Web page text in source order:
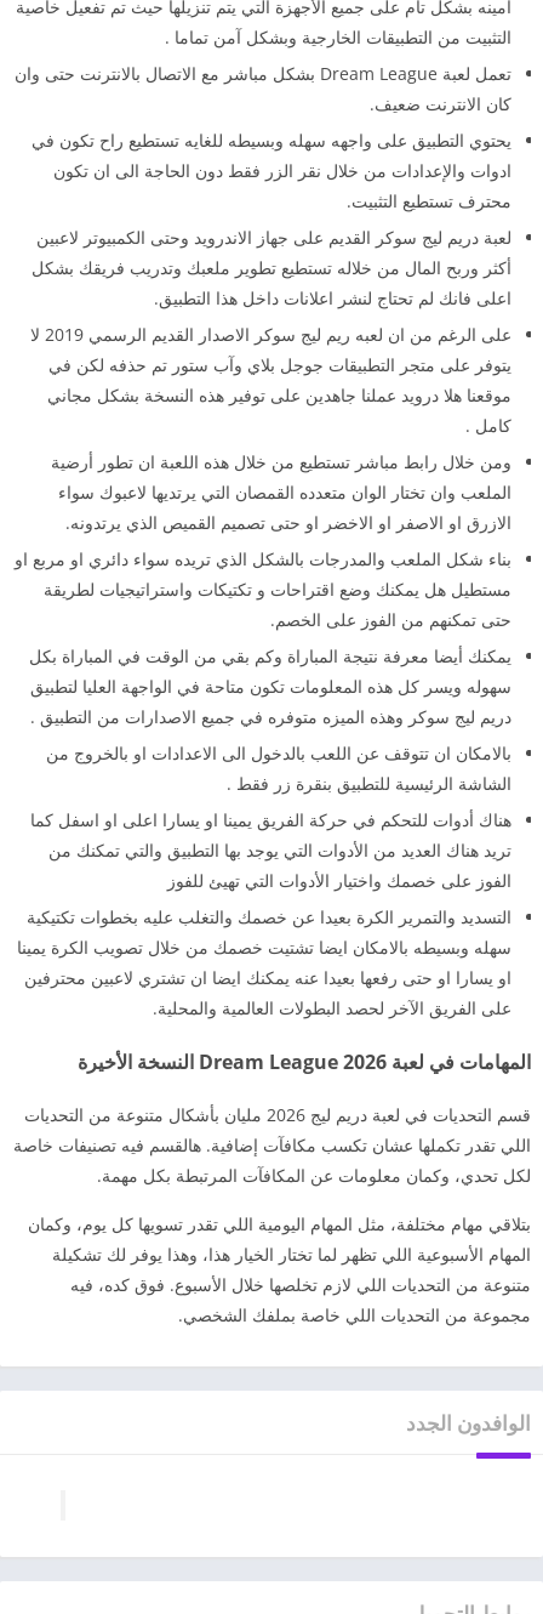
امينه بشكل تام على جميع الأجهزة التي يتم تنزيلها حيث تم تفعيل خاصية
التثبيت من التطبيقات الخارجية وبشكل آمن تماما .
تعمل لعبة Dream League بشكل مباشر مع الاتصال بالانترنت حتى وان
كان الانترنت ضعيف.
يحتوي التطبيق على واجهه سهله وبسيطه للغايه تستطيع راح تكون في
ادوات والإعدادات من خلال نقر الزر فقط دون الحاجة الى ان تكون
محترف تستطيع التثبيت.
لعبة دريم ليج سوكر القديم على جهاز الاندرويد وحتى الكمبيوتر لاعبين
أكثر وربح المال من خلاله تستطيع تطوير ملعبك وتدريب فريقك بشكل
اعلى فانك لم تحتاج لنشر اعلانات داخل هذا التطبيق.
على الرغم من ان لعبه ريم ليج سوكر الاصدار القديم الرسمي 2019 لا
يتوفر على متجر التطبيقات جوجل بلاي وآب ستور تم حذفه لكن في
موقعنا هلا درويد عملنا جاهدين على توفير هذه النسخة بشكل مجاني
كامل .
ومن خلال رابط مباشر تستطيع من خلال هذه اللعبة ان تطور أرضية
الملعب وان تختار الوان متعدده القمصان التي يرتديها لاعبوك سواء
الازرق او الاصفر او الاخضر او حتى تصميم القميص الذي يرتدونه.
بناء شكل الملعب والمدرجات بالشكل الذي تريده سواء دائري او مربع او
مستطيل هل يمكنك وضع اقتراحات و تكتيكات واستراتيجيات لطريقة
حتى تمكنهم من الفوز على الخصم.
يمكنك أيضا معرفة نتيجة المباراة وكم بقي من الوقت في المباراة بكل
سهوله ويسر كل هذه المعلومات تكون متاحة في الواجهة العليا لتطبيق
دريم ليج سوكر وهذه الميزه متوفره في جميع الاصدارات من التطبيق .
بالامكان ان تتوقف عن اللعب بالدخول الى الاعدادات او بالخروج من
الشاشة الرئيسية للتطبيق بنقرة زر فقط .
هناك أدوات للتحكم في حركة الفريق يمينا او يسارا اعلى او اسفل كما
تريد هناك العديد من الأدوات التي يوجد بها التطبيق والتي تمكنك من
الفوز على خصمك واختيار الأدوات التي تهيئ للفوز
التسديد والتمرير الكرة بعيدا عن خصمك والتغلب عليه بخطوات تكتيكية
سهله وبسيطه بالامكان ايضا تشتيت خصمك من خلال تصويب الكرة يمينا
او يسارا او حتى رفعها بعيدا عنه يمكنك ايضا ان تشتري لاعبين محترفين
على الفريق الآخر لحصد البطولات العالمية والمحلية.
المهامات في لعبة Dream League 2026 النسخة الأخيرة
قسم التحديات في لعبة دريم ليج 2026 مليان بأشكال متنوعة من التحديات
اللي تقدر تكملها عشان تكسب مكافآت إضافية. هالقسم فيه تصنيفات خاصة
لكل تحدي، وكمان معلومات عن المكافآت المرتبطة بكل مهمة.
بتلاقي مهام مختلفة، مثل المهام اليومية اللي تقدر تسويها كل يوم، وكمان
المهام الأسبوعية اللي تظهر لما تختار الخيار هذا، وهذا يوفر لك تشكيلة
متنوعة من التحديات اللي لازم تخلصها خلال الأسبوع. فوق كده، فيه
مجموعة من التحديات اللي خاصة بملفك الشخصي.
الوافدون الجدد